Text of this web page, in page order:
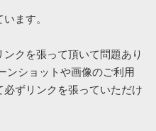
ます。
クを張って頂いて問題あり
ンショットや画像のご利用
ずリンクを張っていただけ